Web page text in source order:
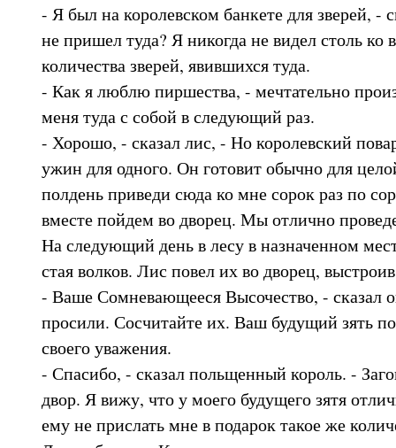
- Я был на королевском банкете для зверей, -
не пришел туда? Я никогда не видел столь ко
количества зверей, явившихся туда.
- Как я люблю пиршества, - мечтательно
меня туда с собой в следующий раз.
- Хорошо, - сказал лис, - Но королевский
ужин для одного. Он готовит обычно для
полдень приведи сюда ко мне сорок раз по
вместе пойдем во дворец. Мы отлично
На следующий день в лесу в назначенном
стая волков. Лис повел их во дворец,
- Ваше Сомневающееся Высочество, - сказал
просили. Сосчитайте их. Ваш будущий зять
своего уважения.
- Спасибо, - сказал польщенный король. -
двор. Я вижу, что у моего будущего зятя
ему не прислать мне в подарок такое же